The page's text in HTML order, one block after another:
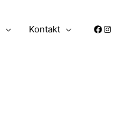
Kontakt